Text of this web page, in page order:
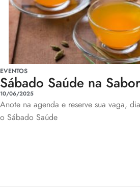
EVENTOS
Sábado Saúde na
10/06/2025
Anote na agenda e reserve sua vaga,
o Sábado Saúde